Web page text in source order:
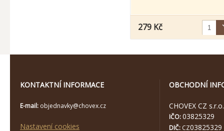
279 Kč
KONTAKTNÍ INFORMACE
E-mail: objednavky@chovex.cz
Nastavení cookies
OBCHODNÍ
CHOVEX CZ s.r.o.
IČO:03825329
DIČ: CZ03825329